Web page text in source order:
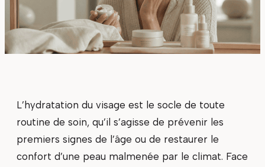
L’hydratation du visage est le socle de toute
routine de soin, qu’il s’agisse de prévenir les
premiers signes de l’âge ou de restaurer le
confort d’une peau malmenée par le climat. Face